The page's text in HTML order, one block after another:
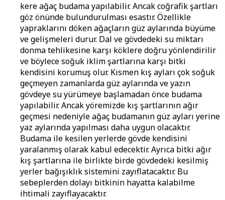
kere ağaç budama yapılabilir. Ancak coğrafik şartları
göz önünde bulundurulması esastır. Özellikle
yapraklarını döken ağaçların güz aylarında büyüme
ve gelişmeleri durur. Dal ve gövdedeki su miktarı
donma tehlikesine karşı köklere doğru yönlendirilir
ve böylece soğuk iklim şartlarına karşı bitki
kendisini korumuş olur. Kısmen kış ayları çok soğuk
geçmeyen zamanlarda güz aylarında ve yazın
gövdeye su yürümeye başlamadan önce budama
yapılabilir. Ancak yöremizde kış şartlarının ağır
geçmesi nedeniyle ağaç budamanın güz ayları yerine
yaz aylarında yapılması daha uygun olacaktır.
Budama ile kesilen yerlerde gövde kendisini
yaralanmış olarak kabul edecektir. Ayrıca bitki ağır
kış şartlarına ile birlikte birde gövdedeki kesilmiş
yerler bağışıklık sistemini zayıflatacaktır. Bu
sebeplerden dolayı bitkinin hayatta kalabilme
ihtimali zayıflayacaktır.